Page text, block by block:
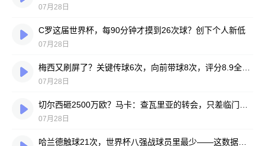
07月28日
C罗这届世界杯，每90分钟才摸到26次球？创下个人新低
07月28日
07月28日
07月28日